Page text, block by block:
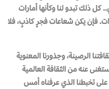
كل ذلك تبدو لنا وكأنها أمارات
فإن يكن شعاعات فجرٍ كاذبٍ، فلا
الرصينة، وجذورنا المعنوية
عنه من الثقافة العالمية
على تخبطنا الذي عرفناه أمس